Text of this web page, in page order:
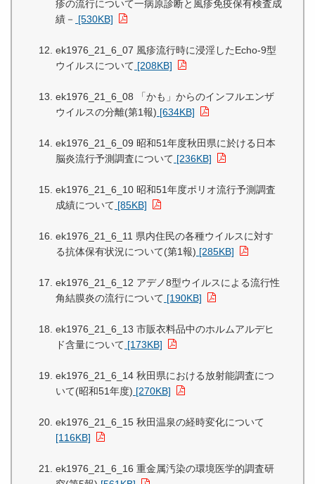
疹の流行について一病原診断と風疹免疫保有検査成
績－ [530KB]
ek1976_21_6_07 風疹流行時に浸淫したEcho-9型
ウイルスについて [208KB]
ek1976_21_6_08 「かも」からのインフルエンザ
ウイルスの分離(第1報) [634KB]
ek1976_21_6_09 昭和51年度秋田県に於ける日本
脳炎流行予測調査について [236KB]
ek1976_21_6_10 昭和51年度ポリオ流行予測調査
成績について [85KB]
ek1976_21_6_11 県内住民の各種ウイルスに対す
る抗体保有状況について(第1報) [285KB]
ek1976_21_6_12 アデノ8型ウイルスによる流行性
角結膜炎の流行について [190KB]
ek1976_21_6_13 市販衣料品中のホルムアルデヒ
ド含量について [173KB]
ek1976_21_6_14 秋田県における放射能調査につ
いて(昭和51年度) [270KB]
ek1976_21_6_15 秋田温泉の経時変化について
[116KB]
ek1976_21_6_16 重金属汚染の環境医学的調査研